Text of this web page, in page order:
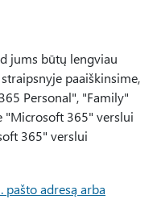
jums būtų lengviau
paaiškinsime,
Personal", "Family"
"Microsoft 365" verslui
365" verslui
adresą arba